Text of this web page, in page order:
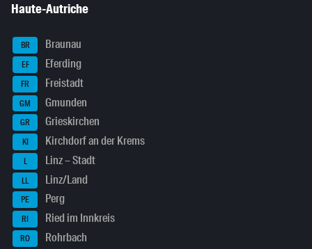
Haute-Autriche
BR Braunau
EF Eferding
FR Freistadt
GM Gmunden
GR Grieskirchen
KI Kirchdorf an der Krems
L Linz – Stadt
LL Linz/Land
PE Perg
RI Ried im Innkreis
RO Rohrbach